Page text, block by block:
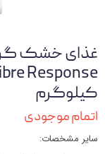
غذای خشک
کیلوگرم
اتمام موجودی
سایر مشخصات: